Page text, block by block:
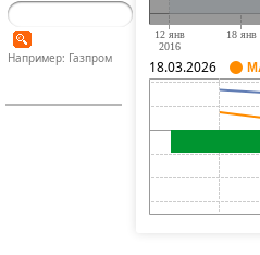
Например: Газпром
18.03.2026